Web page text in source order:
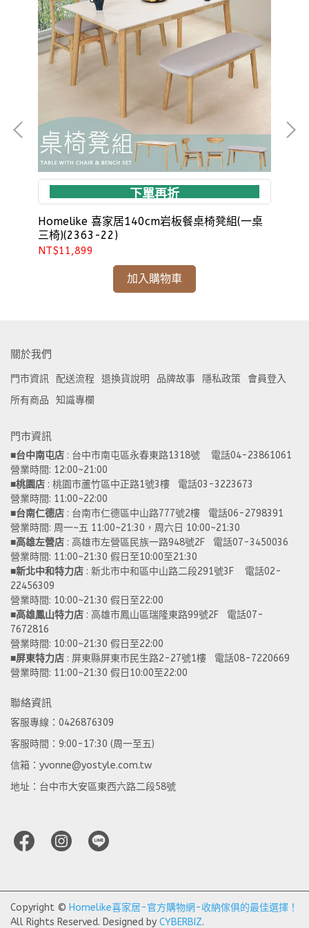
下單再折
Homelike 喜家居140cm岩板餐桌椅凳組(一桌
三椅)(2363-22)
NT$11,899
加入購物車
關於我們
門市資訊 配送流程 退換貨說明 品牌故事 隱私政策
會員登入
所有商品
知識專欄
門市資訊
■台中南屯店 : 台中市南屯區永春東路1318號    電話04-23861061
營業時間: 12:00~21:00
■桃園店 : 桃園市蘆竹區中正路1號3樓   電話03-3223673
營業時間: 11:00~22:00
■台南仁德店 : 台南市仁德區中山路777號2樓   電話06-2798391
營業時間: 周一~五 11:00~21:30，周六日 10:00~21:30
■高雄左營店 : 高雄市左營區民族一路948號2F   電話07-3450036
營業時間: 11:00~21:30 假日至10:00至21:30
■新北中和特力店 : 新北市中和區中山路二段291號3F    電話02-
22456309
營業時間: 10:00~21:30 假日至22:00
■高雄鳳山特力店 : 高雄市鳳山區瑞隆東路99號2F   電話07-
7672816
營業時間: 10:00~21:30 假日至22:00
■屏東特力店 : 屏東縣屏東市民生路2-27號1樓   電話08-7220669
營業時間: 11:00~21:30 假日10:00至22:00
聯絡資訊
客服專線：0426876309
客服時間：9:00-17:30 (周一至五)
信箱：yvonne@yostyle.com.tw
地址：台中市大安區東西六路二段58號
Copyright © Homelike喜家居-官方購物網-收納傢俱的最佳選擇！
All Rights Reserved. Designed by CYBERBIZ.